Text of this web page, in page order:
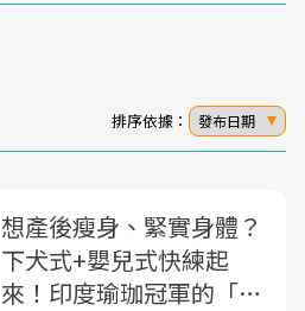
排序依據： 發布日期
想產後瘦身、緊實身體？
下犬式+嬰兒式快練起
來！印度瑜珈冠軍的「好